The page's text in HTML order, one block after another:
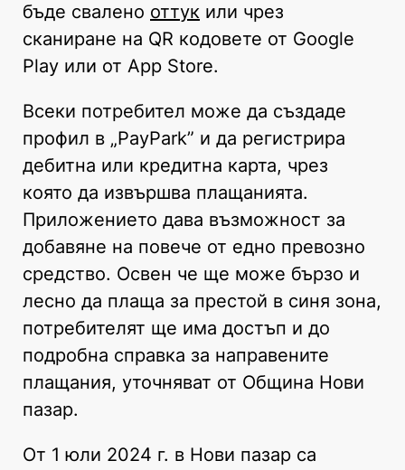
бъде свалено оттук или чрез
сканиране на QR кодовете от Google
Play или от App Store.
Всеки потребител може да създаде
профил в „PayPark” и да регистрира
дебитна или кредитна карта, чрез
която да извършва плащанията.
Приложението дава възможност за
добавяне на повече от едно превозно
средство. Освен че ще може бързо и
лесно да плаща за престой в синя зона,
потребителят ще има достъп и до
подробна справка за направените
плащания, уточняват от Община Нови
пазар.
От 1 юли 2024 г. в Нови пазар са